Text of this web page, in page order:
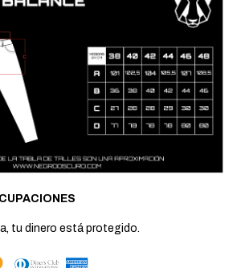
tu dinero está protegido.